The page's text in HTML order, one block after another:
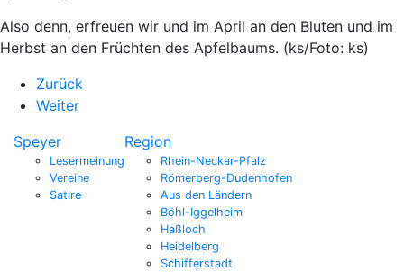
Also denn, erfreuen wir und im April an den Bluten und im
Herbst an den Früchten des Apfelbaums. (ks/Foto: ks)
Zurück
Weiter
Speyer
Lesermeinung
Vereine
Satire
Region
Rhein-Neckar-Pfalz
Römerberg-Dudenhofen
Aus den Ländern
Böhl-Iggelheim
Haßloch
Heidelberg
Schifferstadt